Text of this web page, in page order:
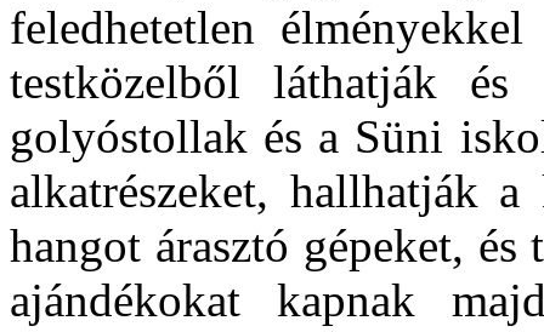
feledhetetlen
testközelből láthatják és
golyóstollak és a Süni
alkatrészeket, hallhatják
hangot árasztó gépeket, és
ajándékokat kapnak